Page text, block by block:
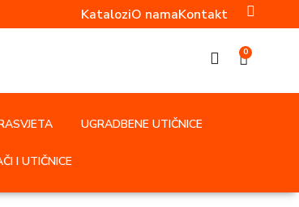
KataloziO namaKontakt
0
UGRADBENE UTIČNICE
I UTIČNICE